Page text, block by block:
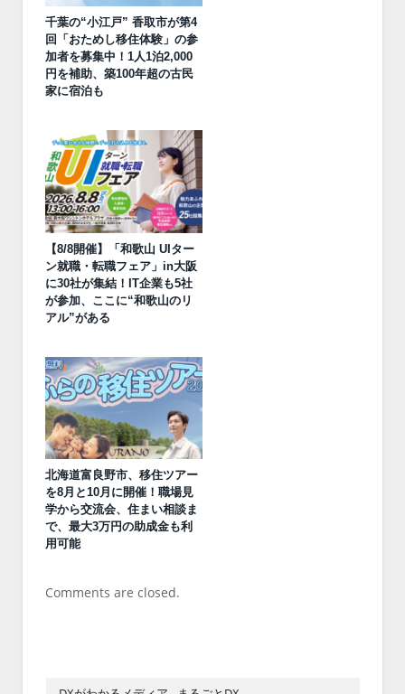
千葉の“小江戸” 香取市が第4
回「おためし移住体験」の参
加者を募集中！1人1泊2,000
円を補助、築100年超の古民
家に宿泊も
【8/8開催】「和歌山 UIター
ン就職・転職フェア」in大阪
に30社が集結！IT企業も5社
が参加、ここに“和歌山のリ
アル”がある
北海道富良野市、移住ツアー
を8月と10月に開催！職場見
学から交流会、住まい相談ま
で、最大3万円の助成金も利
用可能
Comments are closed.